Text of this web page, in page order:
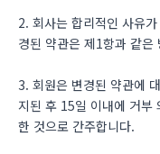
2. 회사는 합리적인 사유
경된 약관은 제1항과 같은
3. 회원은 변경된 약관에
지된 후 15일 이내에 거부
한 것으로 간주합니다.